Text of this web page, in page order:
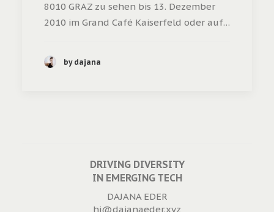
8010 GRAZ zu sehen bis 13. Dezember
2010 im Grand Café Kaiserfeld oder auf…
by dajana
DRIVING DIVERSITY
IN EMERGING TECH
DAJANA EDER
hi@dajanaeder.xyz